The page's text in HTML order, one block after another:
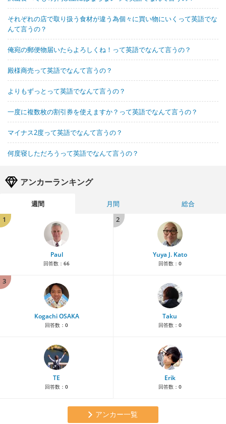
それぞれの店で取り扱う食材が違う為個々に買い物にいくって英語でな
んて言うの？
俺宛の郵便物届いたらよろしくね！って英語でなんて言うの？
殿様商売って英語でなんて言うの？
よりもずっとって英語でなんて言うの？
一度に複数枚の割引券を使えますか？って英語でなんて言うの？
マイナス2度って英語でなんて言うの？
何度寝しただろうって英語でなんて言うの？
アンカーランキング
週間 月間
総合
1
Paul
回答数： 66
2
Yuya J. Kato
回答数： 0
3
Kogachi OSAKA
回答数： 0
Taku
回答数： 0
TE
回答数： 0
Erik
回答数： 0
アンカー一覧